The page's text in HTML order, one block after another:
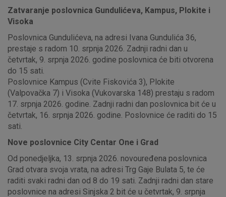
Zatvaranje poslovnica Gundulićeva, Kampus, Plokite i
Visoka
Poslovnica Gundulićeva, na adresi Ivana Gundulića 36,
prestaje s radom 10. srpnja 2026. Zadnji radni dan u
četvrtak, 9. srpnja 2026. godine poslovnica će biti otvorena
do 15 sati.
Poslovnice Kampus (Cvite Fiskovića 3), Plokite
(Valpovačka 7) i Visoka (Vukovarska 148) prestaju s radom
17. srpnja 2026. godine. Zadnji radni dan poslovnica bit će u
četvrtak, 16. srpnja 2026. godine. Poslovnice će raditi do 15
sati.
Nove poslovnice City Centar One i Grad
Od ponedjeljka, 13. srpnja 2026. novouređena poslovnica
Grad otvara svoja vrata, na adresi Trg Gaje Bulata 5, te će
raditi svaki radni dan od 8 do 19 sati. Zadnji radni dan stare
poslovnice na adresi Sinjska 2 bit će u četvrtak, 9. srpnja